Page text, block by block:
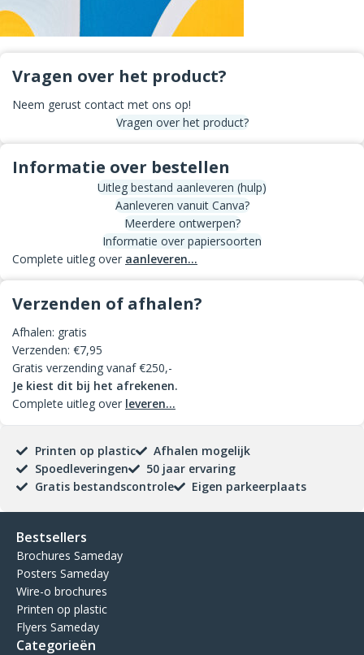
Vragen over het product?
Neem gerust contact met ons op!
Vragen over het product?
Informatie over bestellen
Uitleg bestand aanleveren (hulp)
Aanleveren vanuit Canva?
Meerdere ontwerpen?
Informatie over papiersoorten
Complete uitleg over aanleveren...
Verzenden of afhalen?
Afhalen: gratis
Verzenden: €7,95
Gratis verzending vanaf €250,-
Je kiest dit bij het afrekenen.
Complete uitleg over leveren...
Printen op plastic
Afhalen mogelijk
Spoedleveringen
50 jaar ervaring
Gratis bestandscontrole
Eigen parkeerplaats
Bestsellers
Brochures Sameday
Posters Sameday
Wire-o brochures
Printen op plastic
Flyers Sameday
Categorieën